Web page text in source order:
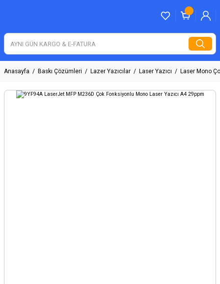
Anasayfa Baskı Çözümleri Lazer Yazıcılar Laser Yazıcı Laser Mono